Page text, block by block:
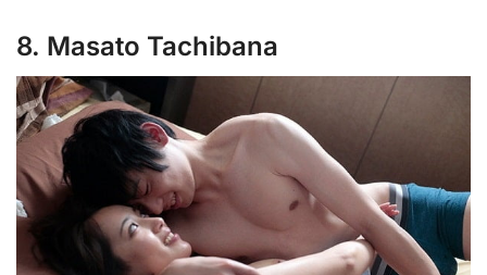
8. Masato Tachibana